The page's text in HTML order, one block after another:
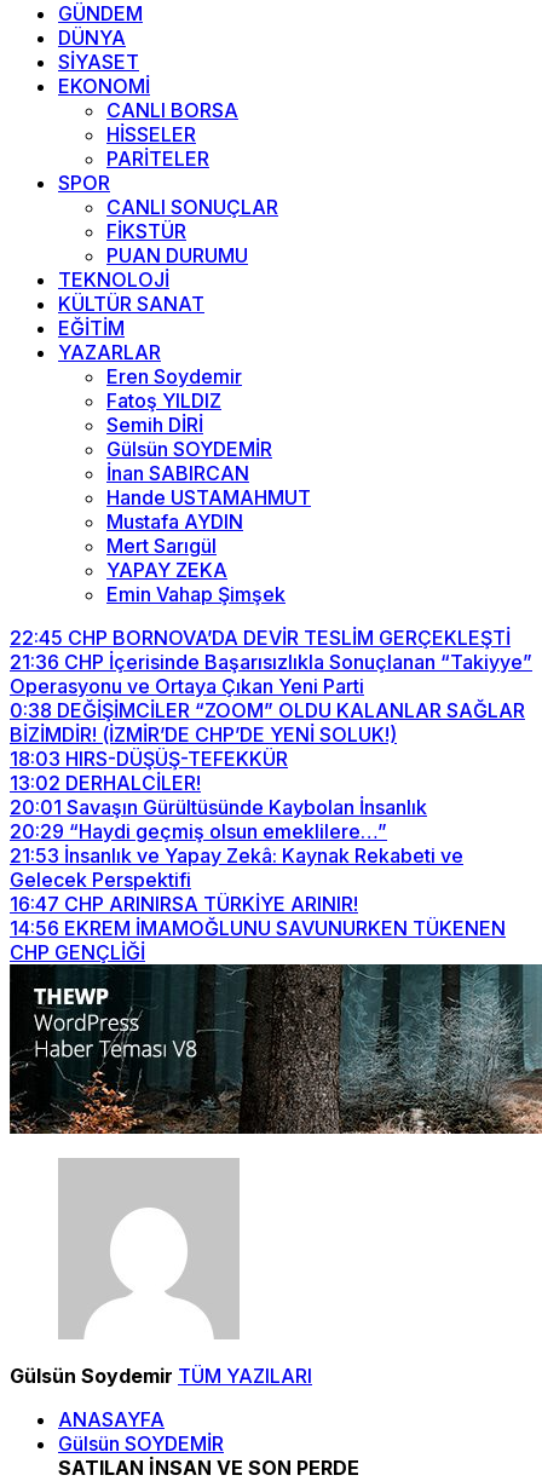
GÜNDEM
DÜNYA
SİYASET
EKONOMİ
CANLI BORSA
HİSSELER
PARİTELER
SPOR
CANLI SONUÇLAR
FİKSTÜR
PUAN DURUMU
TEKNOLOJİ
KÜLTÜR SANAT
EĞİTİM
YAZARLAR
Eren Soydemir
Fatoş YILDIZ
Semih DİRİ
Gülsün SOYDEMİR
İnan SABIRCAN
Hande USTAMAHMUT
Mustafa AYDIN
Mert Sarıgül
YAPAY ZEKA
Emin Vahap Şimşek
22:45 CHP BORNOVA’DA DEVİR TESLİM GERÇEKLEŞTİ
21:36 CHP İçerisinde Başarısızlıkla Sonuçlanan “Takiyye”
Operasyonu ve Ortaya Çıkan Yeni Parti
0:38 DEĞİŞİMCİLER “ZOOM” OLDU KALANLAR SAĞLAR
BİZİMDİR! (İZMİR’DE CHP’DE YENİ SOLUK!)
18:03 HIRS-DÜŞÜŞ-TEFEKKÜR
13:02 DERHALCİLER!
20:01 Savaşın Gürültüsünde Kaybolan İnsanlık
20:29 “Haydi geçmiş olsun emeklilere…”
21:53 İnsanlık ve Yapay Zekâ: Kaynak Rekabeti ve
Gelecek Perspektifi
16:47 CHP ARINIRSA TÜRKİYE ARINIR!
14:56 EKREM İMAMOĞLUNU SAVUNURKEN TÜKENEN
CHP GENÇLİĞİ
Gülsün Soydemir TÜM YAZILARI
ANASAYFA
Gülsün SOYDEMİR
SATILAN İNSAN VE SON PERDE